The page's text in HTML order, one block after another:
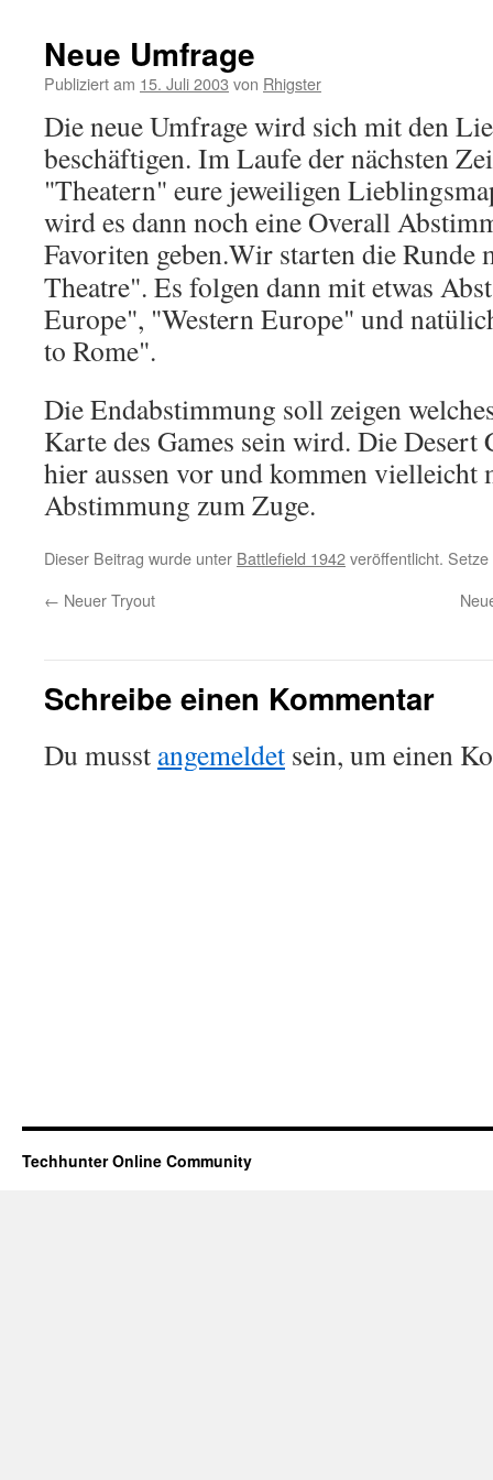
Neue Umfrage
Publiziert am 15. Juli 2003 von Rhigster
Die neue Umfrage wird sich mit den
beschäftigen. Im Laufe der nächsten
"Theatern" eure jeweiligen
wird es dann noch eine Overall
Favoriten geben.Wir starten die Runde
Theatre". Es folgen dann mit etwas
Europe", "Western Europe" und
to Rome".
Die Endabstimmung soll zeigen
Karte des Games sein wird. Die Desert
hier aussen vor und kommen vielleicht
Abstimmung zum Zuge.
Dieser Beitrag wurde unter Battlefield 1942veröffentlicht.
← Neuer Tryout
Schreibe einen Kommentar
Du musst angemeldet sein, um einen
Techhunter Online Community